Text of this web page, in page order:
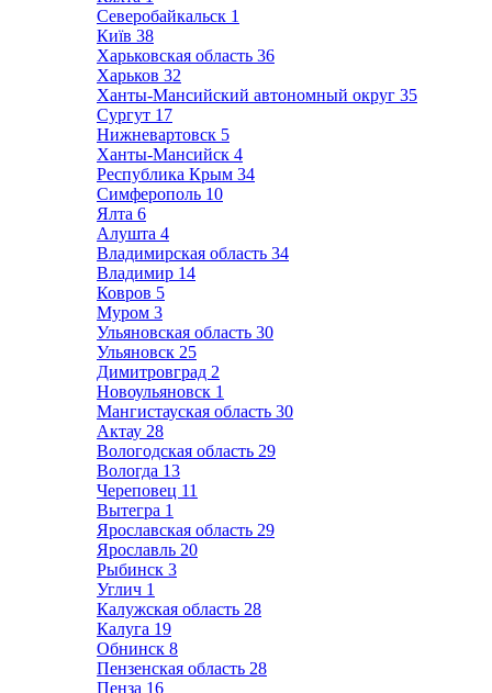
Северобайкальск 1
Київ 38
Харьковская область 36
Харьков 32
Ханты-Мансийский автономный округ 35
Сургут 17
Нижневартовск 5
Ханты-Мансийск 4
Республика Крым 34
Симферополь 10
Ялта 6
Алушта 4
Владимирская область 34
Владимир 14
Ковров 5
Муром 3
Ульяновская область 30
Ульяновск 25
Димитровград 2
Новоульяновск 1
Мангистауская область 30
Актау 28
Вологодская область 29
Вологда 13
Череповец 11
Вытегра 1
Ярославская область 29
Ярославль 20
Рыбинск 3
Углич 1
Калужская область 28
Калуга 19
Обнинск 8
Пензенская область 28
Пенза 16